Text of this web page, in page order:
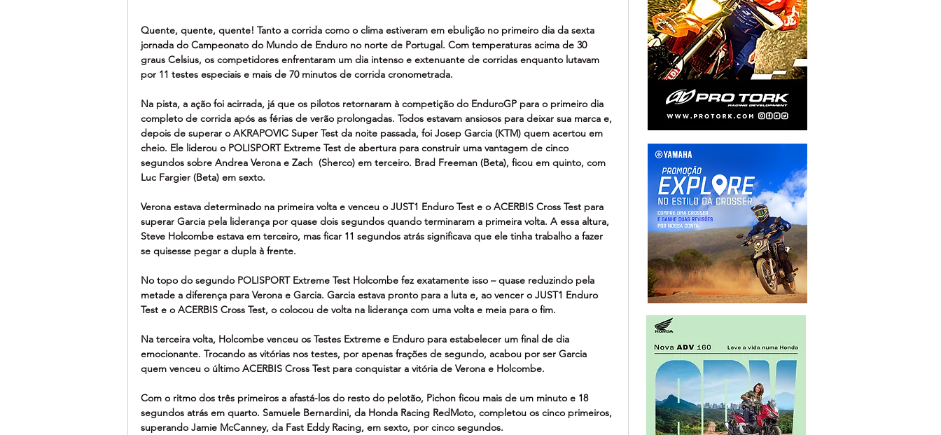
Quente, quente, quente! Tanto a corrida como o clima estiveram em ebulição no primeiro dia da sexta
jornada do Campeonato do Mundo de Enduro no norte de Portugal. Com temperaturas acima de 30
graus Celsius, os competidores enfrentaram um dia intenso e extenuante de corridas enquanto lutavam
por 11 testes especiais e mais de 70 minutos de corrida cronometrada.
Na pista, a ação foi acirrada, já que os pilotos retornaram à competição do EnduroGP para o primeiro dia
completo de corrida após as férias de verão prolongadas. Todos estavam ansiosos para deixar sua marca e,
depois de superar o AKRAPOVIC Super Test da noite passada, foi Josep Garcia (KTM) quem acertou em
cheio. Ele liderou o POLISPORT Extreme Test de abertura para construir uma vantagem de cinco
segundos sobre Andrea Verona e Zach  (Sherco) em terceiro. Brad Freeman (Beta), ficou em quinto, com
Luc Fargier (Beta) em sexto.
Verona estava determinado na primeira volta e venceu o JUST1 Enduro Test e o ACERBIS Cross Test para
superar Garcia pela liderança por quase dois segundos quando terminaram a primeira volta. A essa altura,
Steve Holcombe estava em terceiro, mas ficar 11 segundos atrás significava que ele tinha trabalho a fazer
se quisesse pegar a dupla à frente.
No topo do segundo POLISPORT Extreme Test Holcombe fez exatamente isso – quase reduzindo pela
metade a diferença para Verona e Garcia. Garcia estava pronto para a luta e, ao vencer o JUST1 Enduro
Test e o ACERBIS Cross Test, o colocou de volta na liderança com uma volta e meia para o fim.
Na terceira volta, Holcombe venceu os Testes Extreme e Enduro para estabelecer um final de dia
emocionante. Trocando as vitórias nos testes, por apenas frações de segundo, acabou por ser Garcia
quem venceu o último ACERBIS Cross Test para conquistar a vitória de Verona e Holcombe.
Com o ritmo dos três primeiros a afastá-los do resto do pelotão, Pichon ficou mais de um minuto e 18
segundos atrás em quarto. Samuele Bernardini, da Honda Racing RedMoto, completou os cinco primeiros,
superando Jamie McCanney, da Fast Eddy Racing, em sexto, por cinco segundos.